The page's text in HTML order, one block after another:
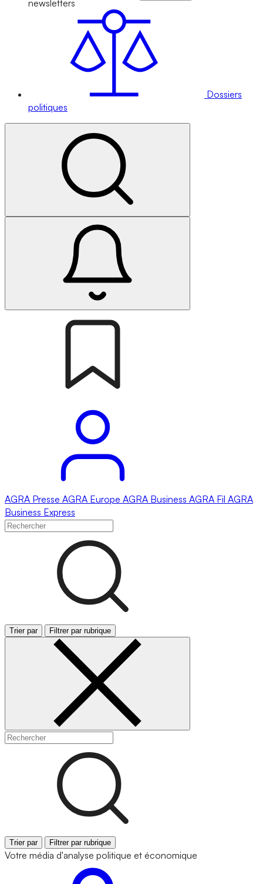
newsletters
Dossiers
politiques
AGRA Presse AGRA Europe AGRA Business AGRA Fil AGRA
Business Express
Trier par Filtrer par rubrique
Trier par Filtrer par rubrique
Votre média d'analyse politique et économique